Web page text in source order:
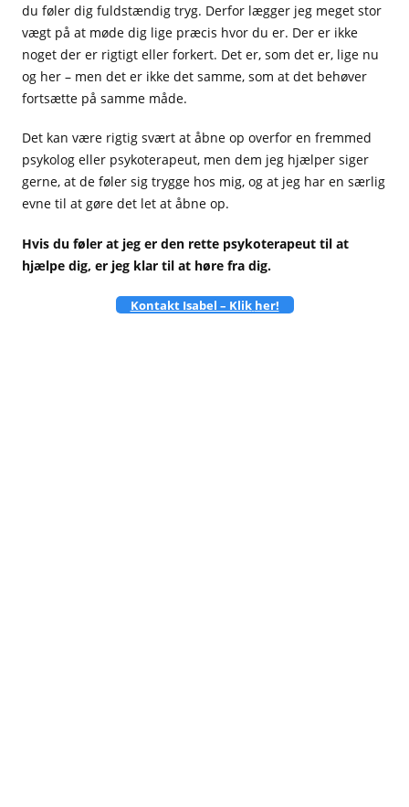
du føler dig fuldstændig tryg. Derfor lægger jeg meget stor
vægt på at møde dig lige præcis hvor du er. Der er ikke
noget der er rigtigt eller forkert. Det er, som det er, lige nu
og her – men det er ikke det samme, som at det behøver
fortsætte på samme måde.
Det kan være rigtig svært at åbne op overfor en fremmed
psykolog eller psykoterapeut, men dem jeg hjælper siger
gerne, at de føler sig trygge hos mig, og at jeg har en særlig
evne til at gøre det let at åbne op.
Hvis du føler at jeg er den rette psykoterapeut til at
hjælpe dig, er jeg klar til at høre fra dig.
Kontakt Isabel – Klik her!